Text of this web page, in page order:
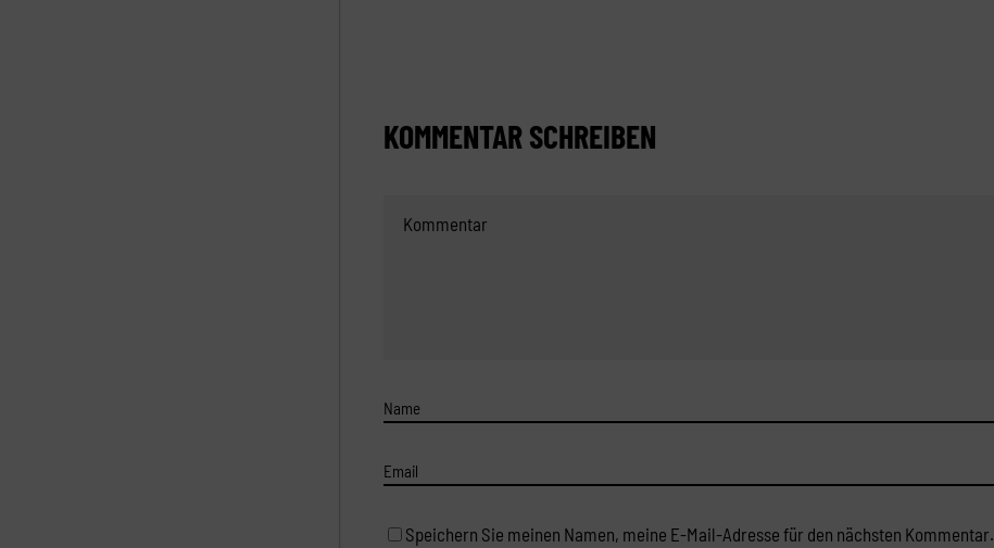
KOMMENTAR SCHREIBEN
Speichern Sie meinen Namen, meine E-Mail-Adresse für den nächsten Kommentar.